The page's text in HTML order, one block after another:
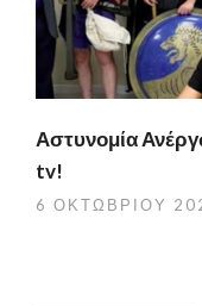
Αστυνομία
tv!
6 ΟΚΤΩΒΡΊΟΥ